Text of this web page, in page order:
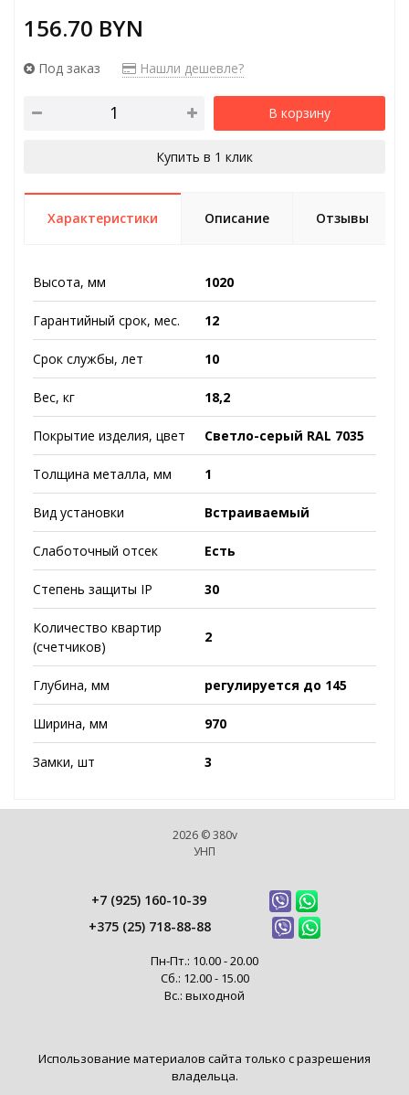
156.70 BYN
Под заказ Нашли дешевле?
В корзину
Купить в 1 клик
Характеристики Описание Отзывы
Высота, мм 1020
Гарантийный срок, мес. 12
Срок службы, лет 10
Вес, кг 18,2
Покрытие изделия, цвет Светло-серый RAL 7035
Толщина металла, мм 1
Вид установки Встраиваемый
Слаботочный отсек Есть
Степень защиты IP 30
Количество квартир
(счетчиков)
2
Глубина, мм регулируется до 145
Ширина, мм 970
Замки, шт 3
2026 © 380v
УНП
+7 (925) 160-10-39
+375 (25) 718-88-88
Пн-Пт.: 10.00 - 20.00
Сб.: 12.00 - 15.00
Вс.: выходной
Использование материалов сайта только с разрешения
владельца.